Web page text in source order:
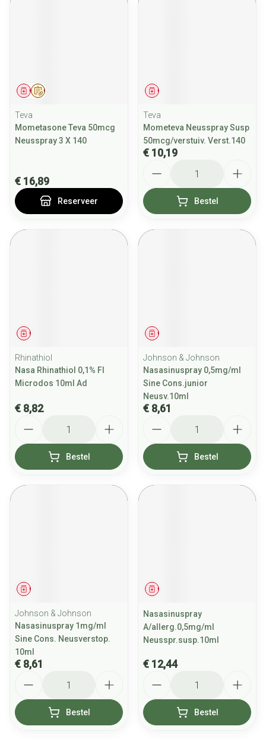
Op voorschrift
Geneesmiddel
Teva
Mometasone Teva 50mcg
Neusspray 3 X 140
€ 16,89
Reserveer
Geneesmiddel
Teva
Mometeva Neusspray Susp
50mcg/verstuiv. Verst.140
€ 10,19
Bestel
Geneesmiddel
Rhinathiol
Nasa Rhinathiol 0,1% Fl
Microdos 10ml Ad
€ 8,82
Bestel
Geneesmiddel
Johnson & Johnson
Nasasinuspray 0,5mg/ml
Sine Cons.junior
Neusv.10ml
€ 8,61
Bestel
Geneesmiddel
Johnson & Johnson
Nasasinuspray 1mg/ml
Sine Cons. Neusverstop.
10ml
€ 8,61
Bestel
Geneesmiddel
Nasasinuspray
A/allerg.0,5mg/ml
Neusspr.susp.10ml
€ 12,44
Bestel